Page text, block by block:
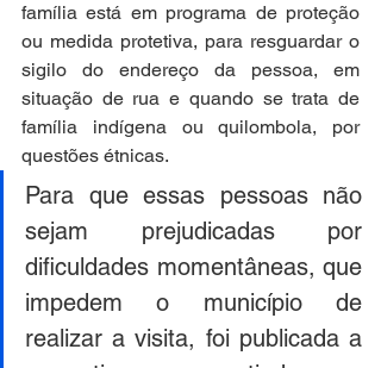
família está em programa de proteção
ou medida protetiva, para resguardar o
sigilo do endereço da pessoa, em
situação de rua e quando se trata de
família indígena ou quilombola, por
questões étnicas.
Para que essas pessoas não
sejam prejudicadas por
dificuldades momentâneas, que
impedem o município de
realizar a visita, foi publicada a